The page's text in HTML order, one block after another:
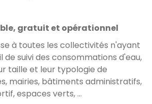
gratuit et opérationnel
à toutes les collectivités n'ayant
de suivi des consommations d'eau,
taille et leur typologie de
mairies, bâtiments administratifs,
espaces verts, ...